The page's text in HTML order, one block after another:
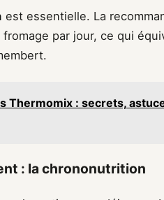
est essentielle. La
par jour, ce qui
Thermomix : secrets,
: la chrononutrition